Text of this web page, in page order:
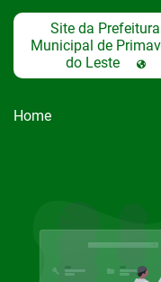
Site da Prefeitura
Municipal de
do Leste
Home